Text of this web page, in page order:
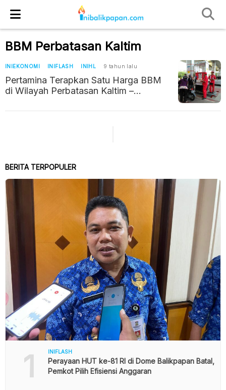
BBM Perbatasan Kaltim
INIEKONOMI INIFLASH INIHL 9 tahun lalu
Pertamina Terapkan Satu Harga BBM
di Wilayah Perbatasan Kaltim –
BERITA TERPOPULER
1 INIFLASH
Perayaan HUT ke-81 RI di Dome Balikpapan Batal,
Pemkot Pilih Efisiensi Anggaran